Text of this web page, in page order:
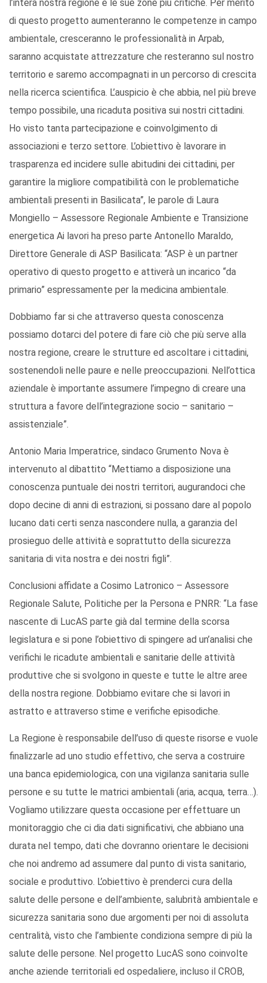
l’intera nostra regione e le sue zone più critiche. Per merito
di questo progetto aumenteranno le competenze in campo
ambientale, cresceranno le professionalità in Arpab,
saranno acquistate attrezzature che resteranno sul nostro
territorio e saremo accompagnati in un percorso di crescita
nella ricerca scientifica. L’auspicio è che abbia, nel più breve
tempo possibile, una ricaduta positiva sui nostri cittadini.
Ho visto tanta partecipazione e coinvolgimento di
associazioni e terzo settore. L’obiettivo è lavorare in
trasparenza ed incidere sulle abitudini dei cittadini, per
garantire la migliore compatibilità con le problematiche
ambientali presenti in Basilicata”, le parole di Laura
Mongiello – Assessore Regionale Ambiente e Transizione
energetica Ai lavori ha preso parte Antonello Maraldo,
Direttore Generale di ASP Basilicata: “ASP è un partner
operativo di questo progetto e attiverà un incarico “da
primario” espressamente per la medicina ambientale.
Dobbiamo far si che attraverso questa conoscenza
possiamo dotarci del potere di fare ciò che più serve alla
nostra regione, creare le strutture ed ascoltare i cittadini,
sostenendoli nelle paure e nelle preoccupazioni. Nell’ottica
aziendale è importante assumere l’impegno di creare una
struttura a favore dell’integrazione socio – sanitario –
assistenziale”.
Antonio Maria Imperatrice, sindaco Grumento Nova è
intervenuto al dibattito “Mettiamo a disposizione una
conoscenza puntuale dei nostri territori, augurandoci che
dopo decine di anni di estrazioni, si possano dare al popolo
lucano dati certi senza nascondere nulla, a garanzia del
prosieguo delle attività e soprattutto della sicurezza
sanitaria di vita nostra e dei nostri figli”.
Conclusioni affidate a Cosimo Latronico – Assessore
Regionale Salute, Politiche per la Persona e PNRR: “La fase
nascente di LucAS parte già dal termine della scorsa
legislatura e si pone l’obiettivo di spingere ad un’analisi che
verifichi le ricadute ambientali e sanitarie delle attività
produttive che si svolgono in queste e tutte le altre aree
della nostra regione. Dobbiamo evitare che si lavori in
astratto e attraverso stime e verifiche episodiche.
La Regione è responsabile dell’uso di queste risorse e vuole
finalizzarle ad uno studio effettivo, che serva a costruire
una banca epidemiologica, con una vigilanza sanitaria sulle
persone e su tutte le matrici ambientali (aria, acqua, terra…).
Vogliamo utilizzare questa occasione per effettuare un
monitoraggio che ci dia dati significativi, che abbiano una
durata nel tempo, dati che dovranno orientare le decisioni
che noi andremo ad assumere dal punto di vista sanitario,
sociale e produttivo. L’obiettivo è prenderci cura della
salute delle persone e dell’ambiente, salubrità ambientale e
sicurezza sanitaria sono due argomenti per noi di assoluta
centralità, visto che l’ambiente condiziona sempre di più la
salute delle persone. Nel progetto LucAS sono coinvolte
anche aziende territoriali ed ospedaliere, incluso il CROB,